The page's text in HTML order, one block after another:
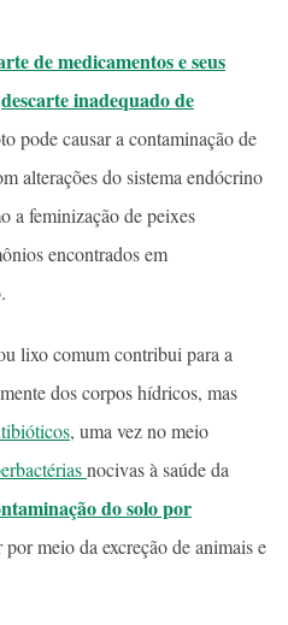
de medicamentos e seus
descarte inadequado de
pode causar a contaminação de
alterações do sistema endócrino
a feminização de peixes
encontrados em
lixo comum contribui para a
dos corpos hídricos, mas
, uma vez no meio
nocivas à saúde da
do solo por
meio da excreção de animais e